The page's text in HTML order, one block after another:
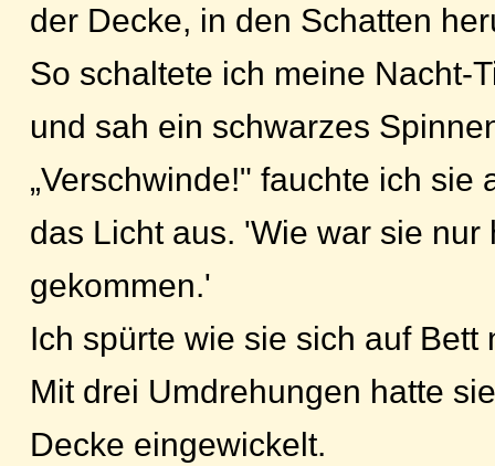
der Decke, in den Schatten
So schaltete ich meine Nacht-
und sah ein schwarzes
„Verschwinde!" fauchte ich sie
das Licht aus. 'Wie war sie nur
gekommen.'
Ich spürte wie sie sich auf Bett
Mit drei Umdrehungen hatte
Decke eingewickelt.